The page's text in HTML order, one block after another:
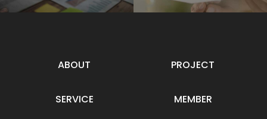
ABOUT PROJECT
SERVICE MEMBER